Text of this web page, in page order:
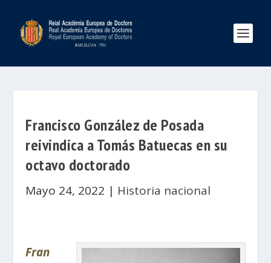
Francisco González de Posada
reivindica a Tomás Batuecas en su
octavo doctorado
Mayo 24, 2022 | Historia nacional
Fran